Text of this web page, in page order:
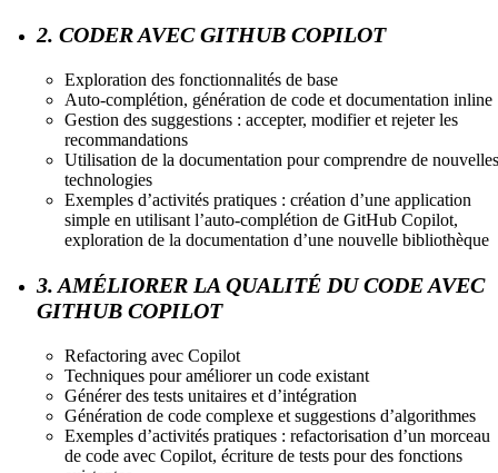
2. CODER AVEC GITHUB COPILOT
Exploration des fonctionnalités de base
Auto-complétion, génération de code et documentation inline
Gestion des suggestions : accepter, modifier et rejeter les
recommandations
Utilisation de la documentation pour comprendre de nouvelles
technologies
Exemples d’activités pratiques : création d’une application
simple en utilisant l’auto-complétion de GitHub Copilot,
exploration de la documentation d’une nouvelle bibliothèque
3. AMÉLIORER LA QUALITÉ DU CODE AVEC
GITHUB COPILOT
Refactoring avec Copilot
Techniques pour améliorer un code existant
Générer des tests unitaires et d’intégration
Génération de code complexe et suggestions d’algorithmes
Exemples d’activités pratiques : refactorisation d’un morceau
de code avec Copilot, écriture de tests pour des fonctions